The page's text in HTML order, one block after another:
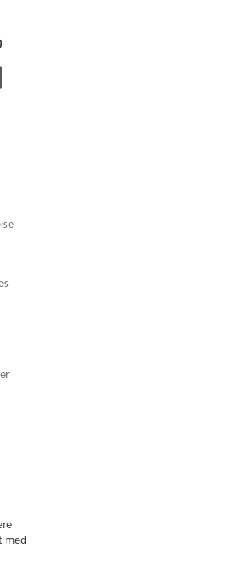
gruppejobb for IT-aktiva
i livssyklusen for
å spare tid og redusere feil.
ved å bruke standard
MED Å LØSE PROBLEMET DITT?
med